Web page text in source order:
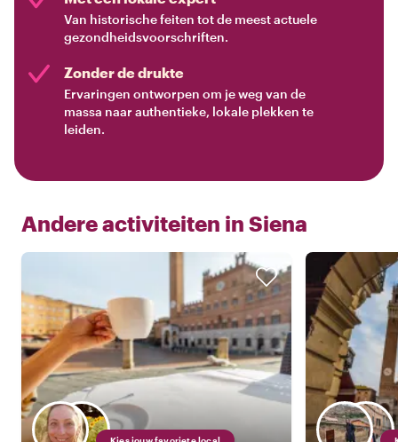
Van historische feiten tot de meest actuele
gezondheidsvoorschriften.
Zonder de drukte
Ervaringen ontworpen om je weg van de
massa naar authentieke, lokale plekken te
leiden.
Andere activiteiten in Siena